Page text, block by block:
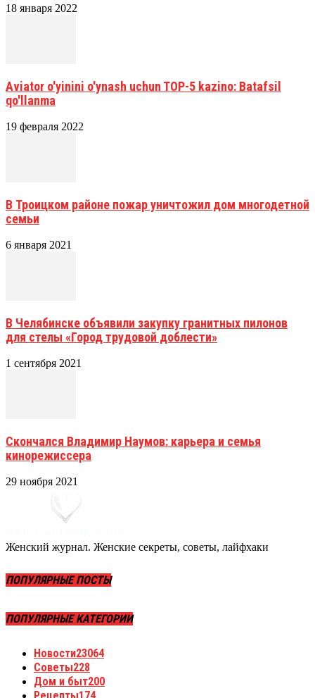
18 января 2022
Aviator o'yinini o'ynash uchun TOP-5 kazino: Batafsil
qo'llanma
19 февраля 2022
В Троицком районе пожар уничтожил дом многодетной
семьи
6 января 2021
В Челябинске объявили закупку гранитных пилонов
для стелы «Город трудовой доблести»
1 сентября 2021
Скончался Владимир Наумов: карьера и семья
кинорежиссера
29 ноября 2021
Женский журнал. Женские секреты, советы, лайфхаки
ПОПУЛЯРНЫЕ ПОСТЫ
ПОПУЛЯРНЫЕ КАТЕГОРИИ
Новости23064
Советы228
Дом и быт200
Рецепты174